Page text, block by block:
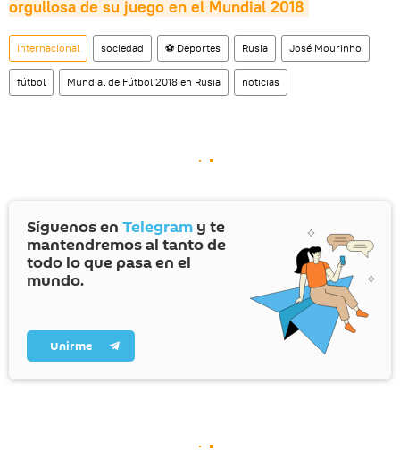
orgullosa de su juego en el Mundial 2018
Internacional sociedad ⚽ Deportes Rusia José Mourinho
fútbol Mundial de Fútbol 2018 en Rusia noticias
Síguenos en Telegram y te
mantendremos al tanto de
todo lo que pasa en el
mundo.
Unirme